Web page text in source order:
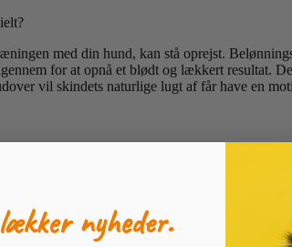
med din hund, kan stå oprejst.
for at opnå et blødt og lækkert resultat.
vil skindets naturlige lugt af får have en
nyheder.